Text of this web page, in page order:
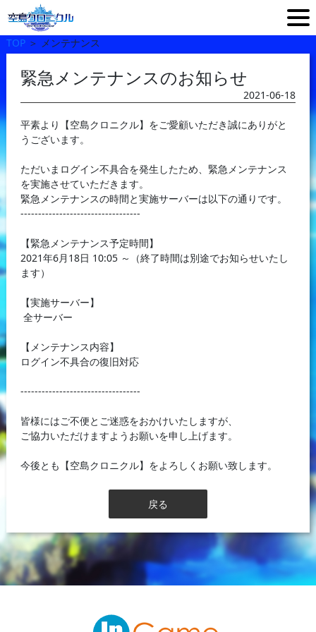
TOP＞ メンテナンス
緊急メンテナンスのお知らせ
2021-06-18
平素より【空島クロニクル】をご愛顧いただき誠にありがと
うございます。
ただいまログイン不具合を発生したため、緊急メンテナンス
を実施させていただきます。
緊急メンテナンスの時間と実施サーバーは以下の通りです。
----------------------------------
【緊急メンテナンス予定時間】
2021年6月18日 10:05 ～（終了時間は別途でお知らせいたし
ます）
【実施サーバー】
全サーバー
【メンテナンス内容】
ログイン不具合の復旧対応
----------------------------------
皆様にはご不便とご迷惑をおかけいたしますが、
ご協力いただけますようお願いを申し上げます。
今後とも【空島クロニクル】をよろしくお願い致します。
戻る